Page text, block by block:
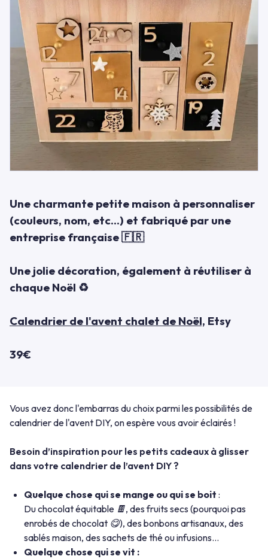
Une charmante petite maison à personnaliser
(couleurs, nom, etc...) et fabriqué par une
entreprise française 🇫🇷
Une jolie décoration, également à réutiliser à
chaque Noël ♻
Calendrier de l'avent chalet de Noël, Etsy
39€
Vous avez donc l'embarras du choix parmi les possibilités de
calendrier de l'avent DIY, on espère vous avoir éclairés !
Besoin d’inspiration pour les petits cadeaux à glisser
dans votre calendrier de l’avent DIY ?
Quelque chose qui se mange ou qui se boit :
Du chocolat équitable 🍫, des fruits secs (pourquoi pas
enrobés de chocolat 😋), des bonbons artisanaux, des
sablés maison, des sachets de thé ou infusions...
Quelque chose qui se vit :